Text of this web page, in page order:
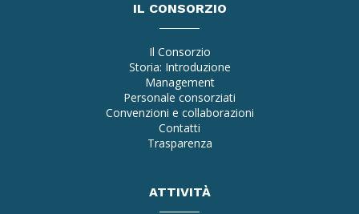
IL CONSORZIO
Il Consorzio
Storia: Introduzione
Management
Personale consorziati
Convenzioni e collaborazioni
Contatti
Trasparenza
ATTIVITÀ